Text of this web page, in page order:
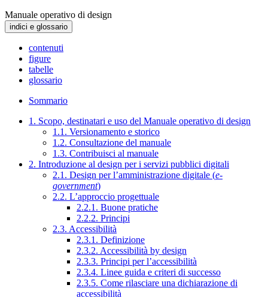
Manuale operativo di design
indici e glossario
contenuti
figure
tabelle
glossario
Sommario
1. Scopo, destinatari e uso del Manuale operativo di design
1.1. Versionamento e storico
1.2. Consultazione del manuale
1.3. Contribuisci al manuale
2. Introduzione al design per i servizi pubblici digitali
2.1. Design per l’amministrazione digitale (e-
government)
2.2. L’approccio progettuale
2.2.1. Buone pratiche
2.2.2. Principi
2.3. Accessibilità
2.3.1. Definizione
2.3.2. Accessibilità by design
2.3.3. Principi per l’accessibilità
2.3.4. Linee guida e criteri di successo
2.3.5. Come rilasciare una dichiarazione di
accessibilità